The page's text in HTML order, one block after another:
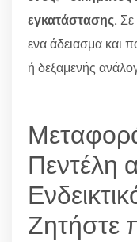
εγκατάστασης. Σε
ενα άδειασμα και
ή δεξαμενής
Πεντέλη
Ζητήστε